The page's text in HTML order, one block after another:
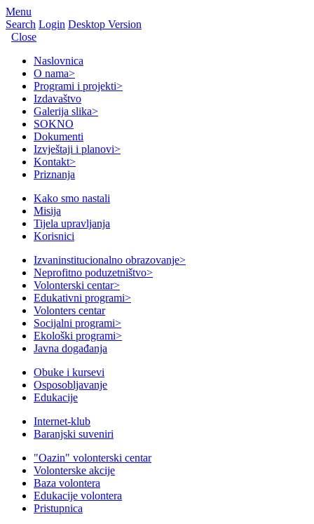
Menu
Search Login Desktop Version
Close
Naslovnica
O nama>
Programi i projekti>
Izdavaštvo
Galerija slika>
SOKNO
Dokumenti
Izvještaji i planovi>
Kontakt>
Priznanja
Kako smo nastali
Misija
Tijela upravljanja
Korisnici
Izvaninstitucionalno obrazovanje>
Neprofitno poduzetništvo>
Volonterski centar>
Edukativni programi>
Volonters centar
Socijalni programi>
Ekološki programi>
Javna događanja
Obuke i kursevi
Osposobljavanje
Edukacije
Internet-klub
Baranjski suveniri
"Oazin" volonterski centar
Volonterske akcije
Baza volontera
Edukacije volontera
Pristupnica